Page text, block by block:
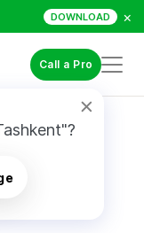
DOWNLOAD ×
Call a Pro